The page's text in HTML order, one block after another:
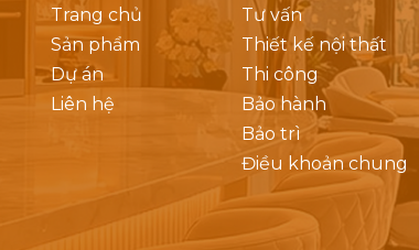
Trang chủ
Sản phẩm
Dự án
Liên hệ
Tư vấn
Thiết kế nội thất
Thi công
Bảo hành
Bảo trì
Điều khoản chung